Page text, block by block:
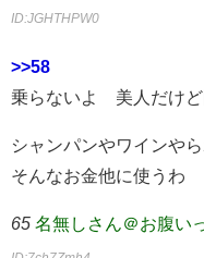
ID:JGHTHPW0
>>58
乗らないよ 美人だけど
シャンパンやワインや
そんなお金他に使うわ
65 名無しさん＠お腹い